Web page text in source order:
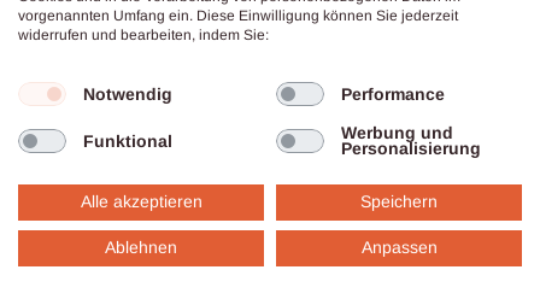
von guter Begleitung: aufmerksames
Zuhören, kluge Impulse und die Fähigkeit,
zwischen den Zeilen Resonanz zu spüren.
vorgenannten Umfang ein. Diese Einwilligung können Sie jederzeit
widerrufen und bearbeiten, indem Sie:
Notwendig Performance
Funktional
Werbung und
Personalisierung
Alle akzeptieren Speichern
Ablehnen Anpassen